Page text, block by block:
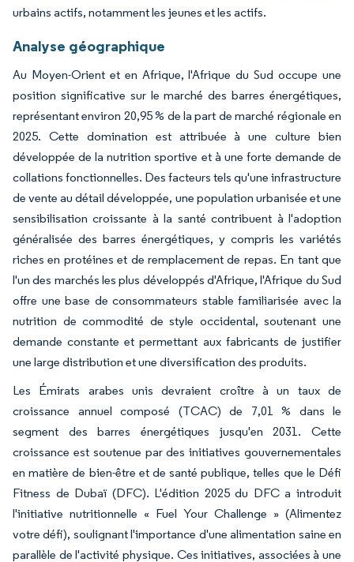
urbains actifs, notamment les jeunes et les actifs.
Analyse géographique
Au Moyen-Orient et en Afrique, l'Afrique du Sud occupe une
position significative sur le marché des barres énergétiques,
représentant environ 20,95 % de la part de marché régionale en
2025. Cette domination est attribuée à une culture bien
développée de la nutrition sportive et à une forte demande de
collations fonctionnelles. Des facteurs tels qu'une infrastructure
de vente au détail développée, une population urbanisée et une
sensibilisation croissante à la santé contribuent à l'adoption
généralisée des barres énergétiques, y compris les variétés
riches en protéines et de remplacement de repas. En tant que
l'un des marchés les plus développés d'Afrique, l'Afrique du Sud
offre une base de consommateurs stable familiarisée avec la
nutrition de commodité de style occidental, soutenant une
demande constante et permettant aux fabricants de justifier
une large distribution et une diversification des produits.
Les Émirats arabes unis devraient croître à un taux de
croissance annuel composé (TCAC) de 7,01 % dans le
segment des barres énergétiques jusqu'en 2031. Cette
croissance est soutenue par des initiatives gouvernementales
en matière de bien-être et de santé publique, telles que le Défi
Fitness de Dubaï (DFC). L'édition 2025 du DFC a introduit
l'initiative nutritionnelle « Fuel Your Challenge » (Alimentez
votre défi), soulignant l'importance d'une alimentation saine en
parallèle de l'activité physique. Ces initiatives, associées à une